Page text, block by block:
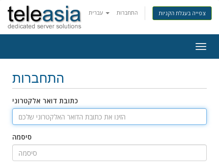
התחברות צפייה בעגלת הקניות
התחברות
כתובת דואר אלקטרוני
סיסמה